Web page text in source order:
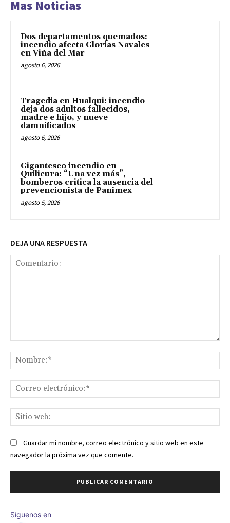
Mas Noticias
Dos departamentos quemados:
incendio afecta Glorias Navales
en Viña del Mar
agosto 6, 2026
Tragedia en Hualqui: incendio
deja dos adultos fallecidos,
madre e hijo, y nueve
damnificados
agosto 6, 2026
Gigantesco incendio en
Quilicura: “Una vez más”,
bomberos critica la ausencia del
prevencionista de Panimex
agosto 5, 2026
DEJA UNA RESPUESTA
Guardar mi nombre, correo electrónico y sitio web en este
navegador la próxima vez que comente.
Síguenos en